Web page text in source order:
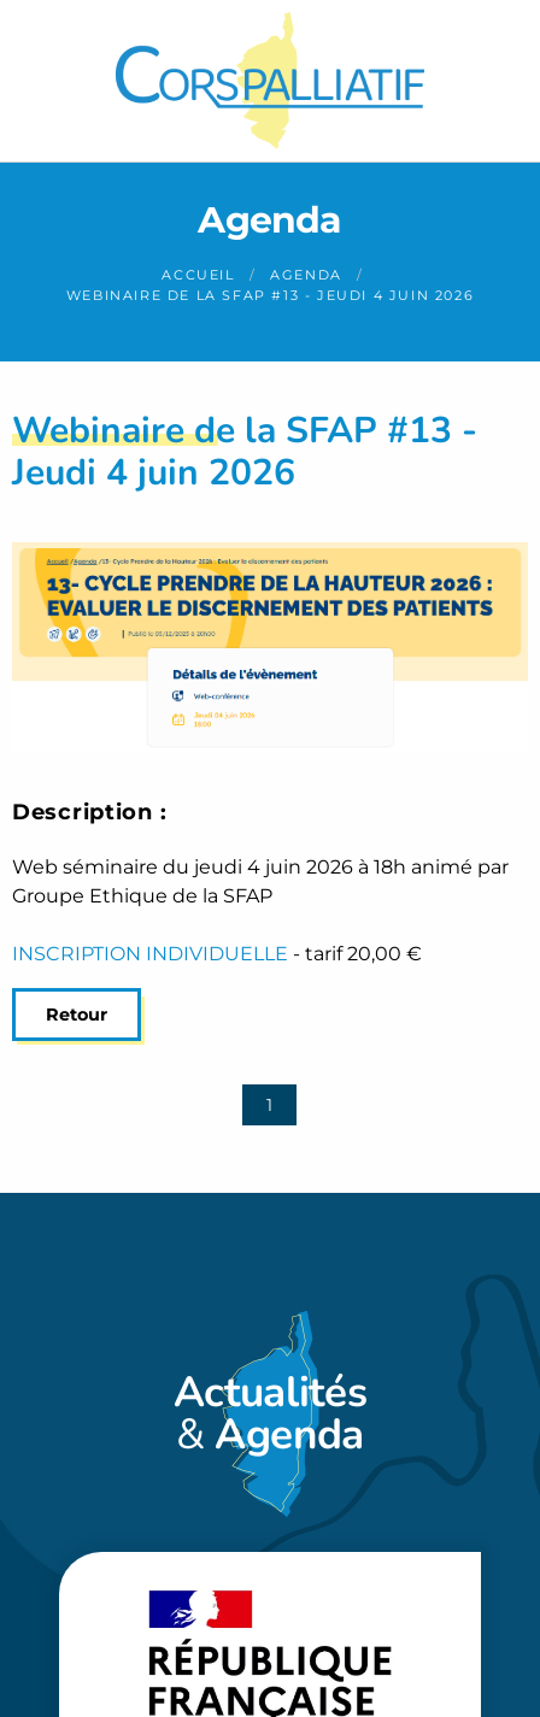
Agenda
ACCUEIL
AGENDA
WEBINAIRE DE LA SFAP #13 - JEUDI 4 JUIN 2026
Webinaire de la SFAP #13 -
Jeudi 4 juin 2026
Description :
Web séminaire du jeudi 4 juin 2026 à 18h animé par
Groupe Ethique de la SFAP
INSCRIPTION INDIVIDUELLE - tarif 20,00 €
Retour
1
Actualités
& Agenda
Panneau de gestion des cookies